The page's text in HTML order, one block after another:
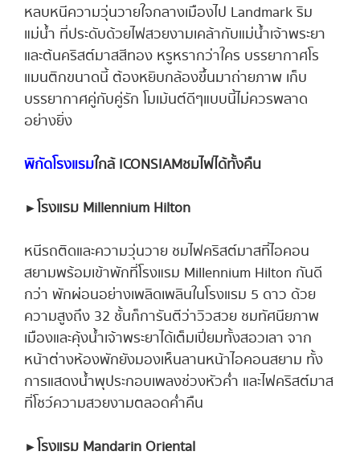
หลบหนีความวุ่นวายใจกลางเมืองไป Landmark ริม
แม่น้ำ ที่ประดับด้วยไฟสวยงามเคล้ากับแม่น้ำเจ้าพระยา
และต้นคริสต์มาสสีทอง หรูหรากว่าใคร บรรยากาศโร
แมนติกขนาดนี้ ต้องหยิบกล้องขึ้นมาถ่ายภาพ เก็บ
บรรยากาศคู่กับคู่รัก โมเม้นต์ดีๆแบบนี้ไม่ควรพลาด
อย่างยิ่ง
พิกัดโรงแรมใกล้ ICONSIAM ชมไฟได้ทั้งคืน​
►โรงแรม Millennium Hilton
หนีรถติดและความวุ่นวาย ชมไฟคริสต์มาสที่ไอคอน
สยามพร้อมเข้าพักที่โรงแรม Millennium Hilton กันดี
กว่า พักผ่อนอย่างเพลิดเพลินในโรงแรม 5 ดาว ด้วย
ความสูงถึง 32 ชั้นก็การันตีว่าวิวสวย ชมทัศนียภาพ
เมืองและคุ้งน้ำเจ้าพระยาได้เต็มเปี่ยมทั้งสอวเลา จาก
หน้าต่างห้องพักยังมองเห็นลานหน้าไอคอนสยาม ทั้ง
การแสดงน้ำพุประกอบเพลงช่วงหัวค่ำ และไฟคริสต์มาส
ที่โชว์ความสวยงามตลอดค่ำคืน
►โรงแรม Mandarin Oriental